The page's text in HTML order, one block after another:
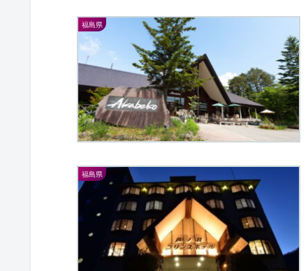
福島県
福島県